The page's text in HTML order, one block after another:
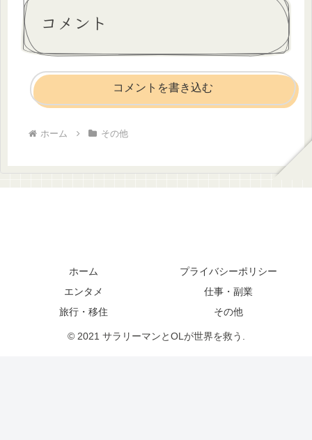
コメント
コメントを書き込む
ホーム その他
ホーム
プライバシーポリシー
エンタメ
仕事・副業
旅行・移住
その他
© 2021 サラリーマンとOLが世界を救う.